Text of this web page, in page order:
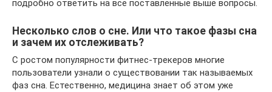
подробно ответить на все поставленные выше вопросы.
Несколько слов о сне. Или что такое фазы сна
и зачем их отслеживать?
С ростом популярности фитнес-трекеров многие
пользователи узнали о существовании так называемых
фаз сна. Естественно, медицина знает об этом уже